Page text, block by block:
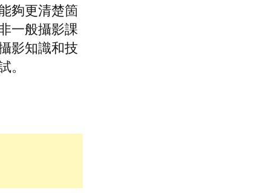
夠更清楚箇
一般攝影課
影知識和技
。